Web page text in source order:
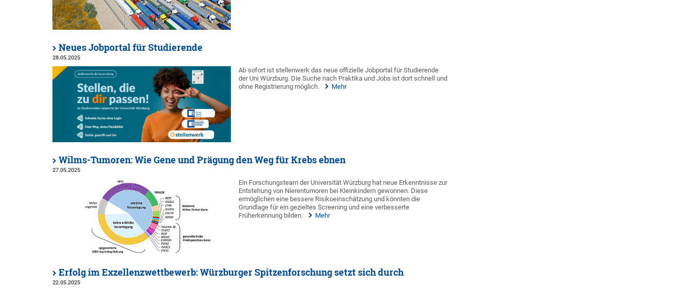
Neues Jobportal für Studierende
28.05.2025
Ab sofort ist stellenwerk das neue offizielle Jobportal für Studierende
der Uni Würzburg. Die Suche nach Praktika und Jobs ist dort schnell und
ohne Registrierung möglich.
Mehr
Wilms-Tumoren: Wie Gene und Prägung den Weg für Krebs ebnen
27.05.2025
Ein Forschungsteam der Universität Würzburg hat neue Erkenntnisse zur
Entstehung von Nierentumoren bei Kleinkindern gewonnen. Diese
ermöglichen eine bessere Risikoeinschätzung und könnten die
Grundlage für ein gezieltes Screening und eine verbesserte
Früherkennung bilden.
Mehr
Erfolg im Exzellenzwettbewerb: Würzburger Spitzenforschung setzt sich durch
22.05.2025